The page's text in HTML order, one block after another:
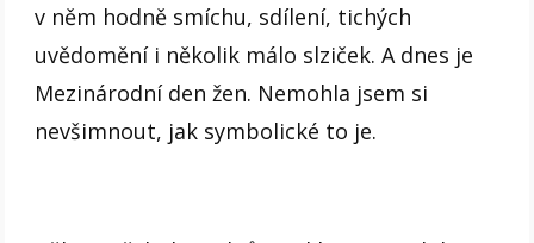
v něm hodně smíchu, sdílení, tichých
uvědomění i několik málo slziček. A dnes je
Mezinárodní den žen. Nemohla jsem si
nevšimnout, jak symbolické to je.